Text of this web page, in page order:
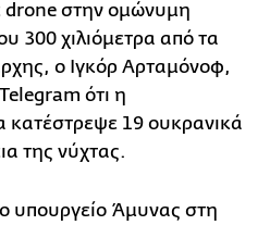
drone στην ομώνυμη
300 χιλιόμετρα από τα
ο Ιγκόρ Αρταμόνοφ,
ότι η
κατέστρεψε 19 ουκρανικά
της νύχτας.
υπουργείο Άμυνας στη